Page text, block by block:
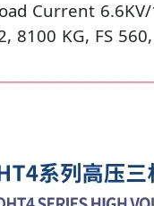
Current
8100 KG, FS